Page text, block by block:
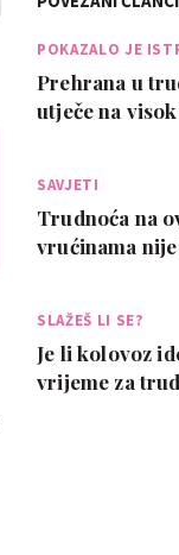
POKAZALO JE
Prehrana u
utječe na
SAVJETI
Trudnoća na
vrućinama
SLAŽEŠ LI SE?
Je li kolovoz
vrijeme za